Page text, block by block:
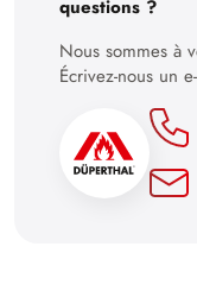
questions ?
Nous sommes à
Écrivez-nous un